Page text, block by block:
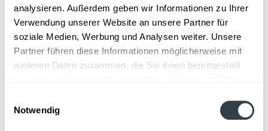
analysieren. Außerdem geben wir Informationen zu Ihrer
Verwendung unserer Website an unsere Partner für
soziale Medien, Werbung und Analysen weiter. Unsere
Partner führen diese Informationen möglicherweise mit
weiteren Daten zusammen, die Sie ihnen bereitgestellt
Notwendig
Hinzugefügt
Artikel-Nr.:
Beschreibung